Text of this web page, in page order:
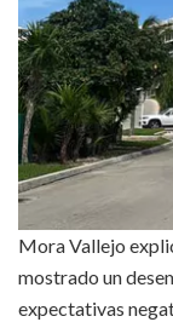
Mora Vallejo
mostrado un
expectativas